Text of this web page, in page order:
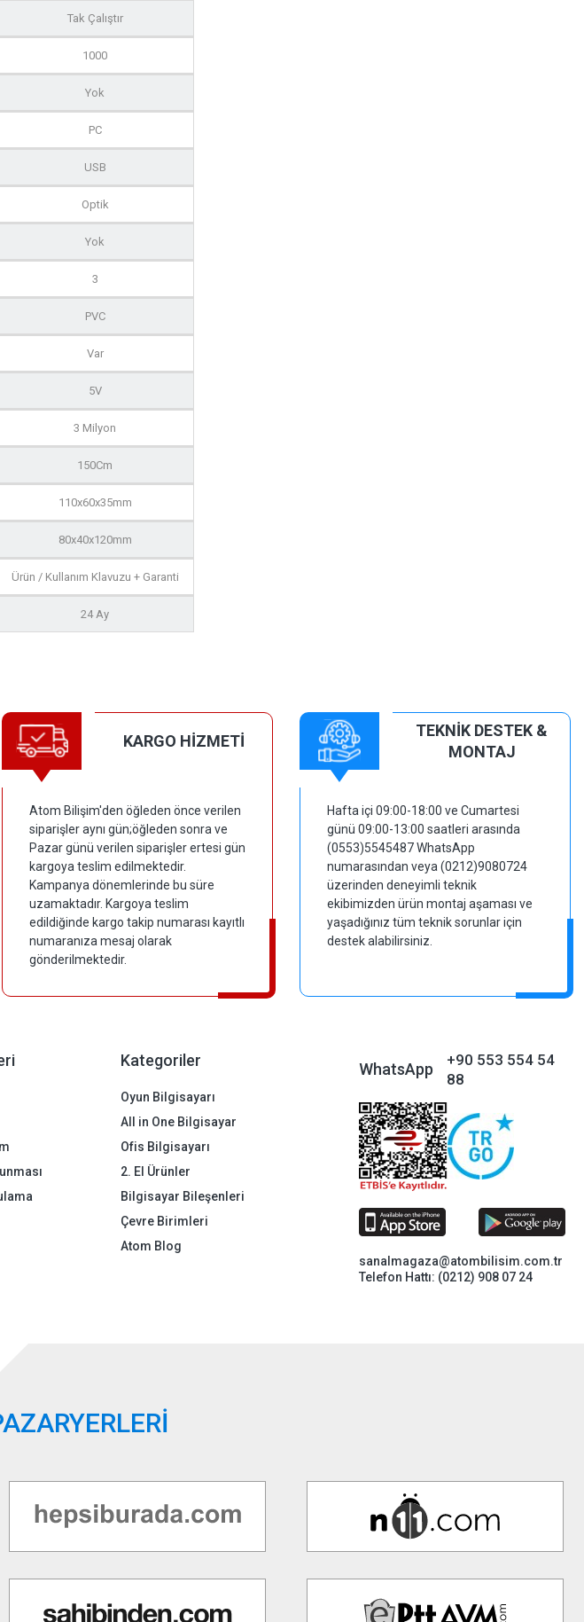
Tak Çalıştır
1000
Yok
PC
USB
Optik
Yok
3
PVC
Var
5V
3 Milyon
150Cm
110x60x35mm
80x40x120mm
Ürün / Kullanım Klavuzu + Garanti
24 Ay
KARGO HİZMETİ
Atom Bilişim'den öğleden önce verilen
siparişler aynı gün;öğleden sonra ve
Pazar günü verilen siparişler ertesi gün
kargoya teslim edilmektedir.
Kampanya dönemlerinde bu süre
uzamaktadır. Kargoya teslim
edildiğinde kargo takip numarası kayıtlı
numaranıza mesaj olarak
gönderilmektedir.
TEKNİK DESTEK &
MONTAJ
Hafta içi 09:00-18:00 ve Cumartesi
günü 09:00-13:00 saatleri arasında
(0553)5545487 WhatsApp
numarasından veya (0212)9080724
üzerinden deneyimli teknik
ekibimizden ürün montaj aşaması ve
yaşadığınız tüm teknik sorunlar için
destek alabilirsiniz.
Kategoriler
Oyun Bilgisayarı
All in One Bilgisayar
Ofis Bilgisayarı
2. El Ürünler
Bilgisayar Bileşenleri
Çevre Birimleri
Atom Blog
WhatsApp
+90 553 554 54
88
sanalmagaza@atombilisim.com.tr
Telefon Hattı: (0212) 908 07 24